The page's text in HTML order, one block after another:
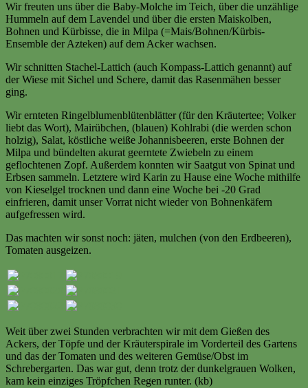
Wir freuten uns über die Baby-Molche im Teich, über die unzählige
Hummeln auf dem Lavendel und über die ersten Maiskolben,
Bohnen und Kürbisse, die in Milpa (=Mais/Bohnen/Kürbis-
Ensemble der Azteken) auf dem Acker wachsen.
Wir schnitten Stachel-Lattich (auch Kompass-Lattich genannt) auf
der Wiese mit Sichel und Schere, damit das Rasenmähen besser
ging.
Wir ernteten Ringelblumenblütenblätter (für den Kräutertee; Volker
liebt das Wort), Mairübchen, (blauen) Kohlrabi (die werden schon
holzig), Salat, köstliche weiße Johannisbeeren, erste Bohnen der
Milpa und bündelten akurat geerntete Zwiebeln zu einem
geflochtenen Zopf. Außerdem konnten wir Saatgut von Spinat und
Erbsen sammeln. Letztere wird Karin zu Hause eine Woche mithilfe
von Kieselgel trocknen und dann eine Woche bei -20 Grad
einfrieren, damit unser Vorrat nicht wieder von Bohnenkäfern
aufgefressen wird.
Das machten wir sonst noch: jäten, mulchen (von den Erdbeeren),
Tomaten ausgeizen.
Weit über zwei Stunden verbrachten wir mit dem Gießen des
Ackers, der Töpfe und der Kräuterspirale im Vorderteil des Gartens
und das der Tomaten und des weiteren Gemüse/Obst im
Schrebergarten. Das war gut, denn trotz der dunkelgrauen Wolken,
kam kein einziges Tröpfchen Regen runter. (kb)